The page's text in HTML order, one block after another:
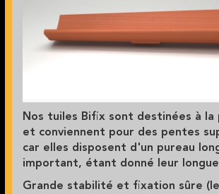
Nos tuiles Bifix sont destinées à la
et conviennent pour des pentes
car elles disposent d'un pureau
important, étant donné leur
Grande stabilité et fixation sûre